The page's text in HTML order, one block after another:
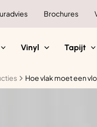
Brochures
Vinyl Tapijt
Hoe vlak moet een